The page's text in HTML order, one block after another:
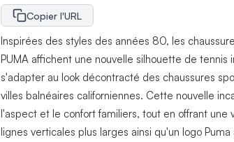
Copier l'URL
Inspirées des styles des années 80, les
PUMA affichent une nouvelle silhouette de
s'adapter au look décontracté des chaussures
villes balnéaires californiennes. Cette nouvelle
l'aspect et le confort familiers, tout en offrant une
lignes verticales plus larges ainsi qu'un logo